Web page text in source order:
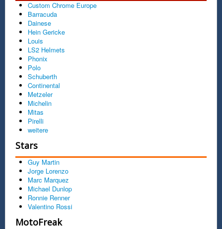
Custom Chrome Europe
Barracuda
Dainese
Hein Gericke
Louis
LS2 Helmets
Phonix
Polo
Schuberth
Continental
Metzeler
Michelin
Mitas
Pirelli
weitere
Stars
Guy Martin
Jorge Lorenzo
Marc Marquez
Michael Dunlop
Ronnie Renner
Valentino Rossi
MotoFreak